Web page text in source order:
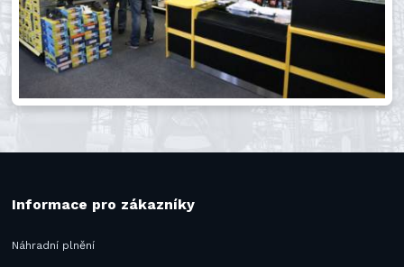
Informace pro zákazníky
Náhradní plnění